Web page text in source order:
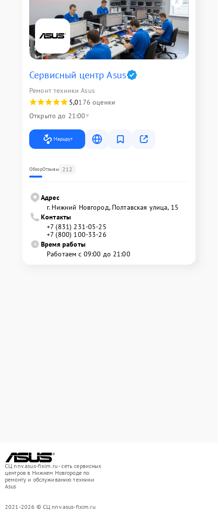
Сервисный центр Asus
Ремонт техники Asus
5,0176 оценки
Открыто до 21:00
Маршрут
ОбзорОтзывы 212
Адрес
г. Нижний Новгород, Полтавская улица, 15
Контакты
+7 (831) 231-05-25
+7 (800) 100-33-26
Время работы
Работаем с 09:00 до 21:00
СЦ nnv.asus-fixim.ru - сеть сервисных
центров в Нижнем Новгороде по
ремонту и обслуживанию техники
Asus
2021-2026 © СЦ nnv.asus-fixim.ru